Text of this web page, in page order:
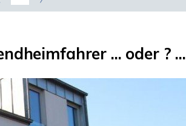
... oder ? ...